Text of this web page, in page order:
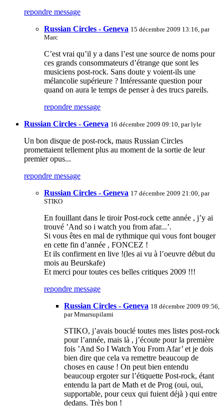
repondre message
Russian Circles - Geneva 15 décembre 2009 13:16, par
Marc
C’est vrai qu’il y a dans l’est une source de noms pour
ces grands consommateurs d’étrange que sont les
musiciens post-rock. Sans doute y voient-ils une
mélancolie supérieure ? Intéressante question pour
quand on aura le temps de penser à des trucs pareils.
repondre message
Russian Circles - Geneva 16 décembre 2009 09:10, parlyle
Un bon disque de post-rock, maus Russian Circles
promettaient tellement plus au moment de la sortie de leur
premier opus...
repondre message
Russian Circles - Geneva 17 décembre 2009 21:00, par
STIKO
En fouillant dans le tiroir Post-rock cette année , j’y ai
trouvé ’And so i watch you from afar...’.
Si vous êtes en mal de rythmique qui vous font bouger
en cette fin d’année , FONCEZ !
Et ils confirment en live !(les ai vu à l’oeuvre début du
mois au Beurskafe)
Et merci pour toutes ces belles critiques 2009 !!!
repondre message
Russian Circles - Geneva 18 décembre 2009 09:56,
parMmarsupilami
STIKO, j’avais bouclé toutes mes listes post-rock
pour l’année, mais là , j’écoute pour la première
fois ’And So I Watch You From Afar’ et je dois
bien dire que cela va remettre beaucoup de
choses en cause ! On peut bien entendu
beaucoup ergoter sur l’étiquette Post-rock, étant
entendu la part de Math et de Prog (oui, oui,
supportable, pour ceux qui fuient déjà ) qui entre
dedans. Très bon !